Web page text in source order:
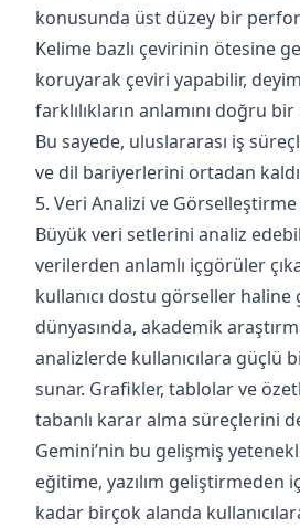
konusunda üst düzey bir
Kelime bazlı çevirinin ötesine
koruyarak çeviri yapabilir,
farklılıkların anlamını doğru
Bu sayede, uluslararası iş
ve dil bariyerlerini ortadan
5. Veri Analizi ve Görselleştirme
Büyük veri setlerini analiz
verilerden anlamlı içgörüler
kullanıcı dostu görseller haline
dünyasında, akademik
analizlerde kullanıcılara güçlü
sunar. Grafikler, tablolar ve
tabanlı karar alma süreçlerini
Gemini’nin bu gelişmiş
eğitime, yazılım geliştirmeden
kadar birçok alanda